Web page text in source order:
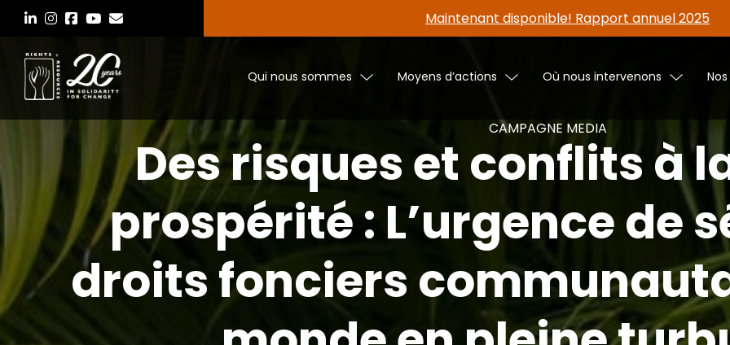
Aller
contenu
Maintenant disponible! Rapport annuel 2025
Qui nous sommes Moyens d’actions Où nous intervenons
CAMPAGNE MEDIA
Des risques et conflits à
prospérité : L’urgence de
droits fonciers